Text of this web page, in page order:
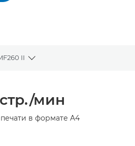
II
Toggle breadcrumbs
мин
в формате A4